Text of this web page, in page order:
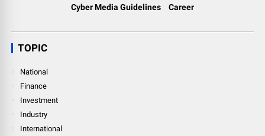
Cyber Media Guidelines
Career
TOPIC
National
Finance
Investment
Industry
International